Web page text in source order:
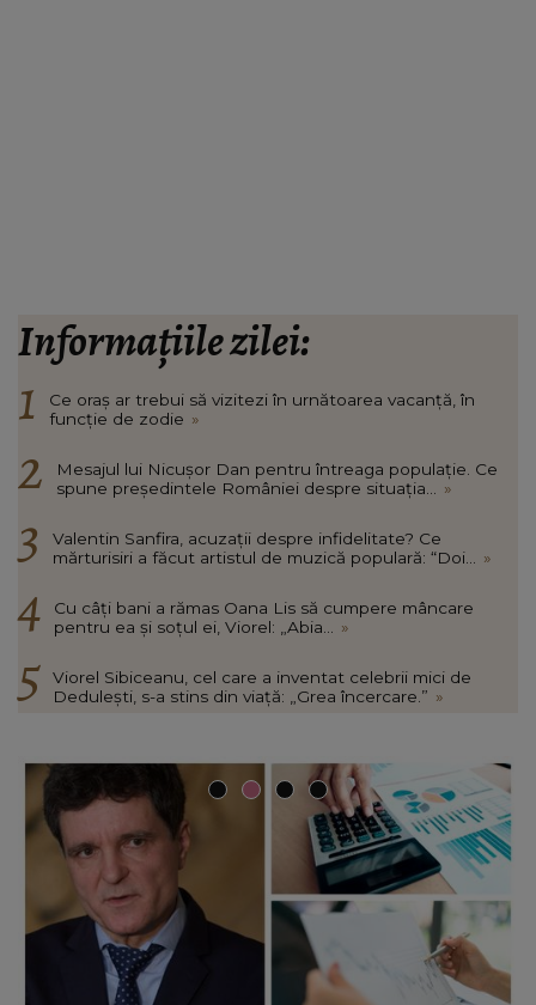
Informațiile zilei:
Ce oraș ar trebui să vizitezi în urnătoarea vacanță, în
funcție de zodie »
Mesajul lui Nicușor Dan pentru întreaga populație. Ce
spune președintele României despre situația... »
Valentin Sanfira, acuzații despre infidelitate? Ce
mărturisiri a făcut artistul de muzică populară: “Doi... »
Cu câți bani a rămas Oana Lis să cumpere mâncare
pentru ea și soțul ei, Viorel: „Abia... »
Viorel Sibiceanu, cel care a inventat celebrii mici de
Dedulești, s-a stins din viață: „Grea încercare.” »